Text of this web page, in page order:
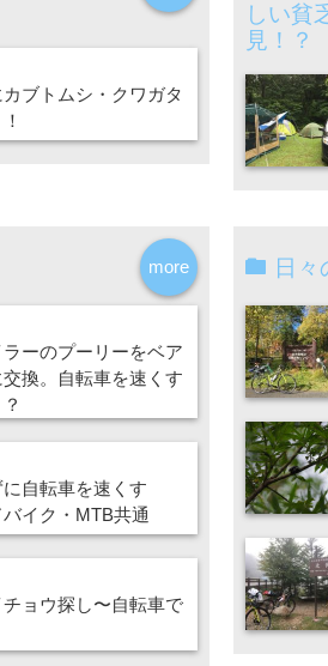
ブトムシ・クワガタ
しい貧
見！？
more
ーのプーリーをベア
換。自転車を速くす
自転車を速くす
イク・MTB共通
ョウ探し〜自転車で
日々